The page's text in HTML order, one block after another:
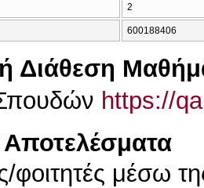
2
600188406
Διάθεση
https://
φοιτητές μέσω